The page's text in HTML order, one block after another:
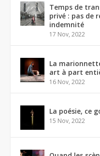
Temps de
privé : pas de
indemnité
17 Nov, 2022
La
art à part
16 Nov, 2022
La poésie, ce
15 Nov, 2022